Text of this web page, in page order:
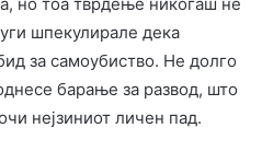
шпекулирале дека
за самоубиство. Не долго
барање за развод, што
нејзиниот личен пад.